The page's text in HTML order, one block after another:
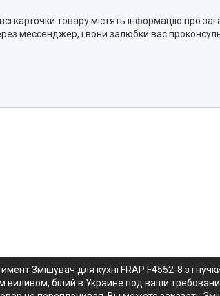
всі карточки товару містять інформацію про
мессенджер, і вони залюбки вас
Змішувач для кухні FRAP F4552-8 з
виливом, білий в Украине под ваши